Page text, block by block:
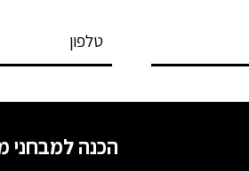
הכנה למבחני